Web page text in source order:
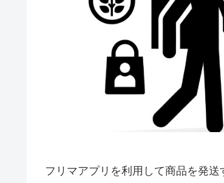
フリマアプリを利用して商品を発